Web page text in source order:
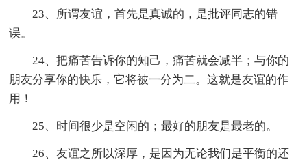
23、所谓友谊，首先是真诚的，是批评同志的错
误。
24、把痛苦告诉你的知己，痛苦就会减半；与你的
朋友分享你的快乐，它将被一分为二。这就是友谊的作
用！
25、时间很少是空闲的；最好的朋友是最老的。
26、友谊之所以深厚，是因为无论我们是平衡的还